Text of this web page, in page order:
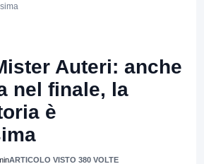
Auteri: anche
nel finale, la
è
ARTICOLO VISTO 380 VOLTE